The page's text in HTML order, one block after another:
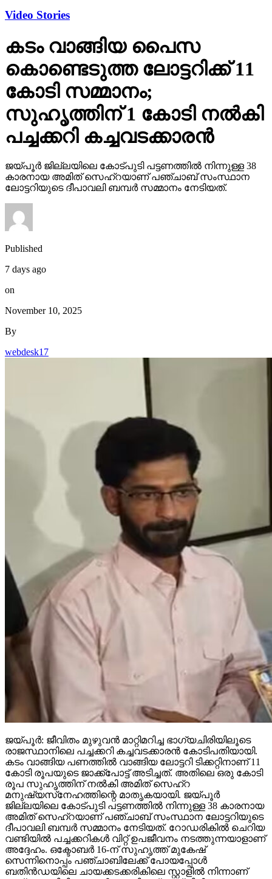
Video Stories
കടം വാങ്ങിയ പൈസ
കൊണ്ടെടുത്ത ലോട്ടറിക്ക് 11
കോടി സമ്മാനം;
സുഹൃത്തിന് 1 കോടി നല്‍കി
പച്ചക്കറി കച്ചവടക്കാരന്‍
ജയ്പൂര്‍ ജില്ലയിലെ കോട്പുടി പട്ടണത്തില്‍ നിന്നുള്ള 38
കാരനായ അമിത് സെഹ്‌റയാണ് പഞ്ചാബ് സംസ്ഥാന
ലോട്ടറിയുടെ ദീപാവലി ബമ്പര്‍ സമ്മാനം നേടിയത്.
Published
7 days ago
on
November 10, 2025
By
webdesk17
ജയ്പൂര്‍: ജീവിതം മുഴുവന്‍ മാറ്റിമറിച്ച ഭാഗ്യചിരിയിലൂടെ
രാജസ്ഥാനിലെ പച്ചക്കറി കച്ചവടക്കാരന്‍ കോടിപതിയായി.
കടം വാങ്ങിയ പണത്തില്‍ വാങ്ങിയ ലോട്ടറി ടിക്കറ്റിനാണ് 11
കോടി രൂപയുടെ ജാക്ക്‌പോട്ട് അടിച്ചത്. അതിലെ ഒരു കോടി
രൂപ സുഹൃത്തിന് നല്‍കി അമിത് സെഹ്‌റ
മനുഷ്യസ്‌നേഹത്തിന്റെ മാതൃകയായി. ജയ്പൂര്‍
ജില്ലയിലെ കോട്പുടി പട്ടണത്തില്‍ നിന്നുള്ള 38 കാരനായ
അമിത് സെഹ്‌റയാണ് പഞ്ചാബ് സംസ്ഥാന ലോട്ടറിയുടെ
ദീപാവലി ബമ്പര്‍ സമ്മാനം നേടിയത്. റോഡരികില്‍ ചെറിയ
വണ്ടിയില്‍ പച്ചക്കറികള്‍ വിറ്റ് ഉപജീവനം നടത്തുന്നയാളാണ്
അദ്ദേഹം. ഒക്ടോബര്‍ 16-ന് സുഹൃത്ത് മുകേഷ്
സെന്നിനൊപ്പം പഞ്ചാബിലേക്ക് പോയപ്പോള്‍
ബതിന്‍ഡയിലെ ചായക്കടക്കരികിലെ സ്റ്റാളില്‍ നിന്നാണ്